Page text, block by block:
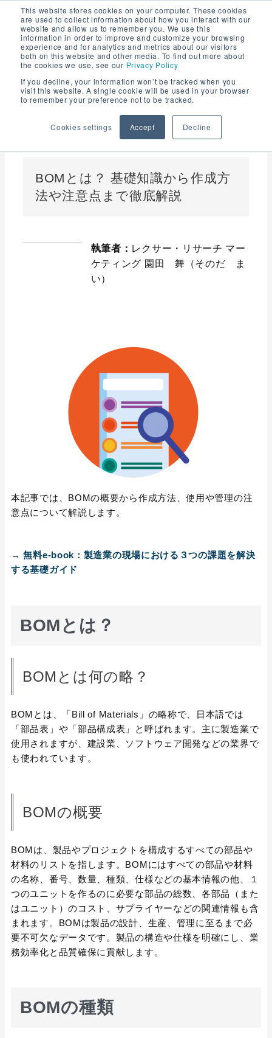
This website stores cookies on your computer. These cookies
are used to collect information about how you interact with our
website and allow us to remember you. We use this
information in order to improve and customize your browsing
experience and for analytics and metrics about our visitors
both on this website and other media. To find out more about
the cookies we use, see our Privacy Policy
If you decline, your information won’t be tracked when you
visit this website. A single cookie will be used in your browser
to remember your preference not to be tracked.
Cookies settings Accept Decline
モノづくり用語解説| 本記事は 8分で読むことができます
BOMとは？ 基礎知識から作成方
法や注意点まで徹底解説
執筆者： レクサー・リサーチ マー
ケティング 園田 舞（そのだ ま
い）
本記事では、BOMの概要から作成方法、使用や管理の注
意点について解説します。
→ 無料e-book：製造業の現場における３つの課題を解決
する基礎ガイド
BOMとは？
BOMとは何の略？
BOMとは、「Bill of Materials」の略称で、日本語では
「部品表」や「部品構成表」と呼ばれます。主に製造業で
使用されますが、建設業、ソフトウェア開発などの業界で
も使われています。
BOMの概要
BOMは、製品やプロジェクトを構成するすべての部品や
材料のリストを指します。BOMにはすべての部品や材料
の名称、番号、数量、種類、仕様などの基本情報の他、１
つのユニットを作るのに必要な部品の総数、各部品（また
はユニット）のコスト、サプライヤーなどの関連情報も含
まれます。BOMは製品の設計、生産、管理に至るまで必
要不可欠なデータです。製品の構造や仕様を明確にし、業
務効率化と品質確保に貢献します。
BOMの種類